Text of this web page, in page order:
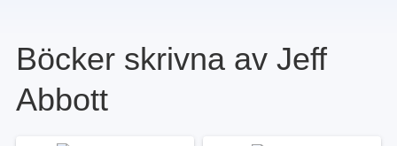
Böcker skrivna av Jeff
Abbott